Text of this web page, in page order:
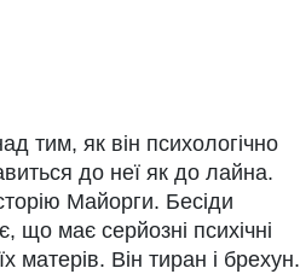
тим, як він психологічно
до неї як до лайна.
Майорги. Бесіди
що має серйозні психічні
матерів. Він тиран і брехун.